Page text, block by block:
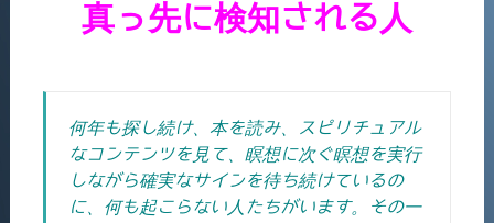
真っ先に検知される人
何年も探し続け、本を読み、スピリチュアル
なコンテンツを見て、瞑想に次ぐ瞑想を実行
しながら確実なサインを待ち続けているの
に、何も起こらない人たちがいます。その一